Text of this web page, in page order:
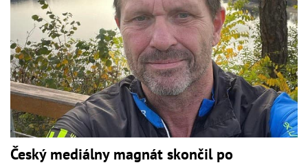
Český mediálny magnát skončil po